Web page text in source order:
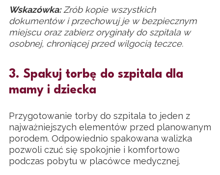
Wskazówka: Zrób kopie wszystkich
dokumentów i przechowuj je w bezpiecznym
miejscu oraz zabierz oryginały do szpitala w
osobnej, chroniącej przed wilgocią teczce.
3. Spakuj torbę do szpitala dla
mamy i dziecka
Przygotowanie torby do szpitala to jeden z
najważniejszych elementów przed planowanym
porodem. Odpowiednio spakowana walizka
pozwoli czuć się spokojnie i komfortowo
podczas pobytu w placówce medycznej.